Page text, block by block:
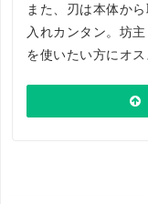
また、刃は本体か
入れカンタン。坊
を使いたい方にオス